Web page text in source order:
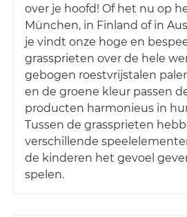
over je hoofd! Of het nu op
München, in Finland of in
je vindt onze hoge en
grassprieten over de hele
gebogen roestvrijstalen
en de groene kleur passen
producten harmonieus in
Tussen de grassprieten
verschillende
de kinderen het gevoel
spelen.